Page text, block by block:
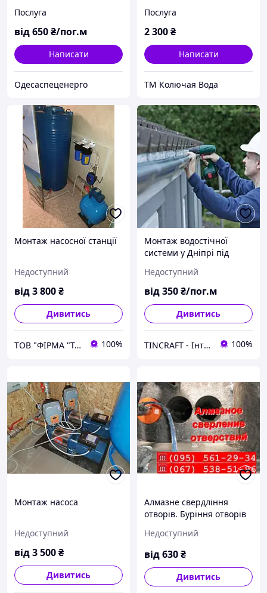
Послуга
від650₴/пог.м
Написати
Одесаспеценерго
Послуга
2 300₴
Написати
ТМ Колючая Вода
Монтаж насосної станції
Недоступний
від3 800₴
Дивитись
ТОВ "ФІРМА "ТАРОС"- насосне обладнання, системи водопостачання, автоматичний полив 100%
Монтаж водостічної
системи у Дніпрі під
установки і що до неї
входить
Недоступний
від350₴/пог.м
Дивитись
TINCRAFT - Інтернет магазин виробів зі сталі 100%
Монтаж насоса
Недоступний
від3 500₴
Дивитись
Алмазне свердління
отворів. Буріння отворів
Запоріжжя
Недоступний
від630₴
Дивитись